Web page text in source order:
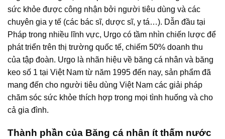
sức khỏe được công nhận bởi người tiêu dùng và các
chuyên gia y tế (các bác sĩ, dược sĩ, y tá…). Dẫn đầu tại
Pháp trong nhiều lĩnh vực, Urgo có tầm nhìn chiến lược để
phát triển trên thị trường quốc tế, chiếm 50% doanh thu
của tập đoàn. Urgo là nhãn hiệu về băng cá nhân và băng
keo số 1 tại Việt Nam từ năm 1995 đến nay, sản phẩm đã
mang đến cho người tiêu dùng Việt Nam các giải pháp
chăm sóc sức khỏe thích hợp trong mọi tình huống và cho
cả gia đình.
Thành phần của Băng cá nhân ít thấm nước